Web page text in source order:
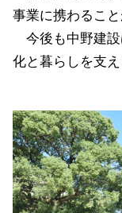
事業に携わるこ
今後も中野建設
化と暮らしを支